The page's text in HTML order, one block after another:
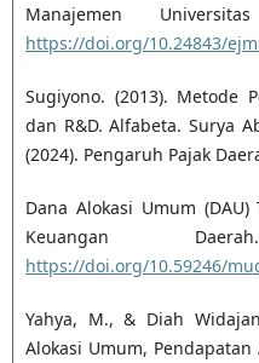
Manajemen
https://doi.org/10.24843/
Sugiyono. (2013). Metode
dan R&D. Alfabeta. Surya
(2024). Pengaruh Pajak
Dana Alokasi Umum
Keuangan
https://doi.org/10.59246/
Yahya, M., & Diah
Alokasi Umum,